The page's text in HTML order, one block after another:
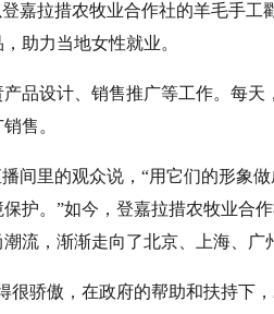
拉措农牧业合作社的羊毛手工
助力当地女性就业。
设计、销售推广等工作。每天
售。
里的观众说，“用它们的形象
护。”如今，登嘉拉措农牧业合
流，渐渐走向了北京、上海、广
骄傲，在政府的帮助和扶持下，